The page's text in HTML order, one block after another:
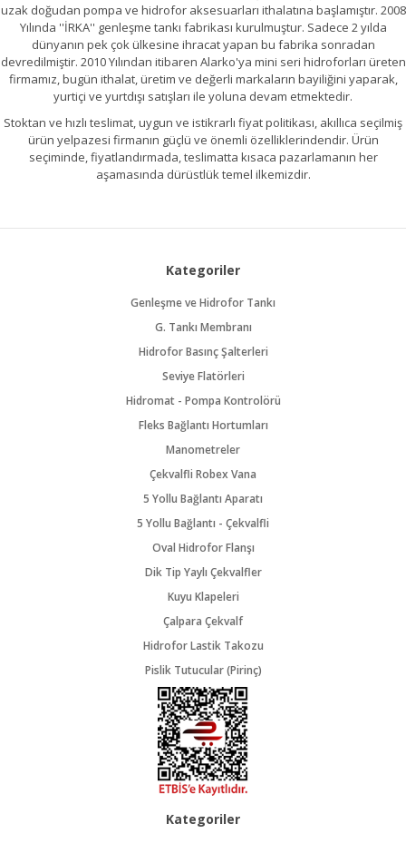
uzak doğudan pompa ve hidrofor aksesuarları ithalatına başlamıştır. 2008
Yılında ''İRKA'' genleşme tankı fabrikası kurulmuştur. Sadece 2 yılda
dünyanın pek çok ülkesine ihracat yapan bu fabrika sonradan
devredilmiştir. 2010 Yılından itibaren Alarko'ya mini seri hidroforları üreten
firmamız, bugün ithalat, üretim ve değerli markaların bayiliğini yaparak,
yurtiçi ve yurtdışı satışları ile yoluna devam etmektedir.
Stoktan ve hızlı teslimat, uygun ve istikrarlı fiyat politikası, akıllıca seçilmiş
ürün yelpazesi firmanın güçlü ve önemli özelliklerindendir. Ürün
seçiminde, fiyatlandırmada, teslimatta kısaca pazarlamanın her
aşamasında dürüstlük temel ilkemizdir.
Kategoriler
Genleşme ve Hidrofor Tankı
G. Tankı Membranı
Hidrofor Basınç Şalterleri
Seviye Flatörleri
Hidromat - Pompa Kontrolörü
Fleks Bağlantı Hortumları
Manometreler
Çekvalfli Robex Vana
5 Yollu Bağlantı Aparatı
5 Yollu Bağlantı - Çekvalfli
Oval Hidrofor Flanşı
Dik Tip Yaylı Çekvalfler
Kuyu Klapeleri
Çalpara Çekvalf
Hidrofor Lastik Takozu
Pislik Tutucular (Pirinç)
Kategoriler